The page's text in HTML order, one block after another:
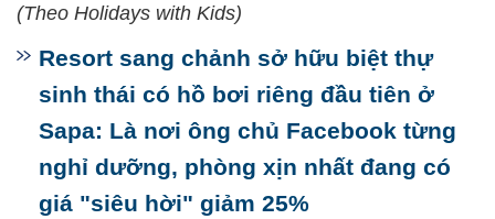
(Theo Holidays with Kids)
Resort sang chảnh sở hữu biệt thự
sinh thái có hồ bơi riêng đầu tiên ở
Sapa: Là nơi ông chủ Facebook từng
nghỉ dưỡng, phòng xịn nhất đang có
giá "siêu hời" giảm 25%